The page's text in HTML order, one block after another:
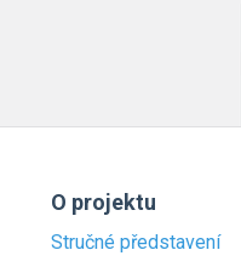
O projektu
Stručné představení